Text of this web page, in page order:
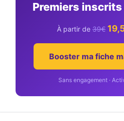
Premiers inscrits
À partir de 39€
Booster ma fiche
Sans engagement ·